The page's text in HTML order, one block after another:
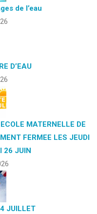
de l’eau
D’EAU
MATERNELLE DE
FERMEE LES JEUDI
26 JUIN
JUILLET